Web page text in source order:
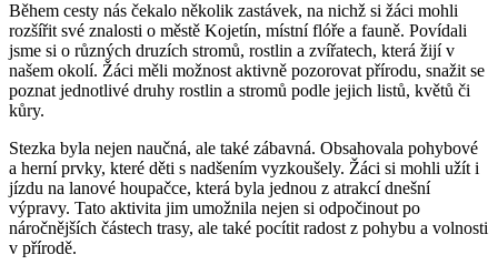
Během cesty nás čekalo několik zastávek, na nichž si žáci mohli
rozšířit své znalosti o městě Kojetín, místní flóře a fauně. Povídali
jsme si o různých druzích stromů, rostlin a zvířatech, která žijí v
našem okolí. Žáci měli možnost aktivně pozorovat přírodu, snažit se
poznat jednotlivé druhy rostlin a stromů podle jejich listů, květů či
kůry.
Stezka byla nejen naučná, ale také zábavná. Obsahovala pohybové
a herní prvky, které děti s nadšením vyzkoušely. Žáci si mohli užít i
jízdu na lanové houpačce, která byla jednou z atrakcí dnešní
výpravy. Tato aktivita jim umožnila nejen si odpočinout po
náročnějších částech trasy, ale také pocítit radost z pohybu a volnosti
v přírodě.